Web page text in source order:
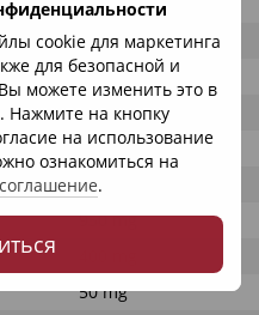
cookie для маркетинга
для безопасной и
можете изменить это в
Нажмите на кнопку
на использование
ознакомиться на
.
292 mg
1500 mg
1200 mg
500 mg
1000 mg
950 mg
50 mg